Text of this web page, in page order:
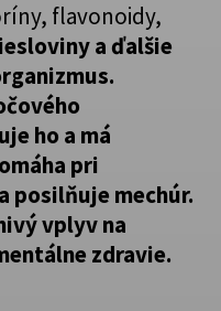
flavonoidy,
a ďalšie
ho a má
pri
posilňuje mechúr.
vplyv na
zdravie.